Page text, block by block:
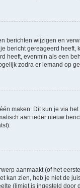
berichten wijzigen en
bericht gereageerd
heeft, evenmin als een
zodra er iemand op
maken. Dit kun je via
aan ieder nieuw
aanmaakt (of het
kan zien, heb je niet de
(limiet is ingesteld